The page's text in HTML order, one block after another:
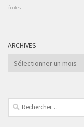
écoles
ARCHIVES
Archives
Rechercher :